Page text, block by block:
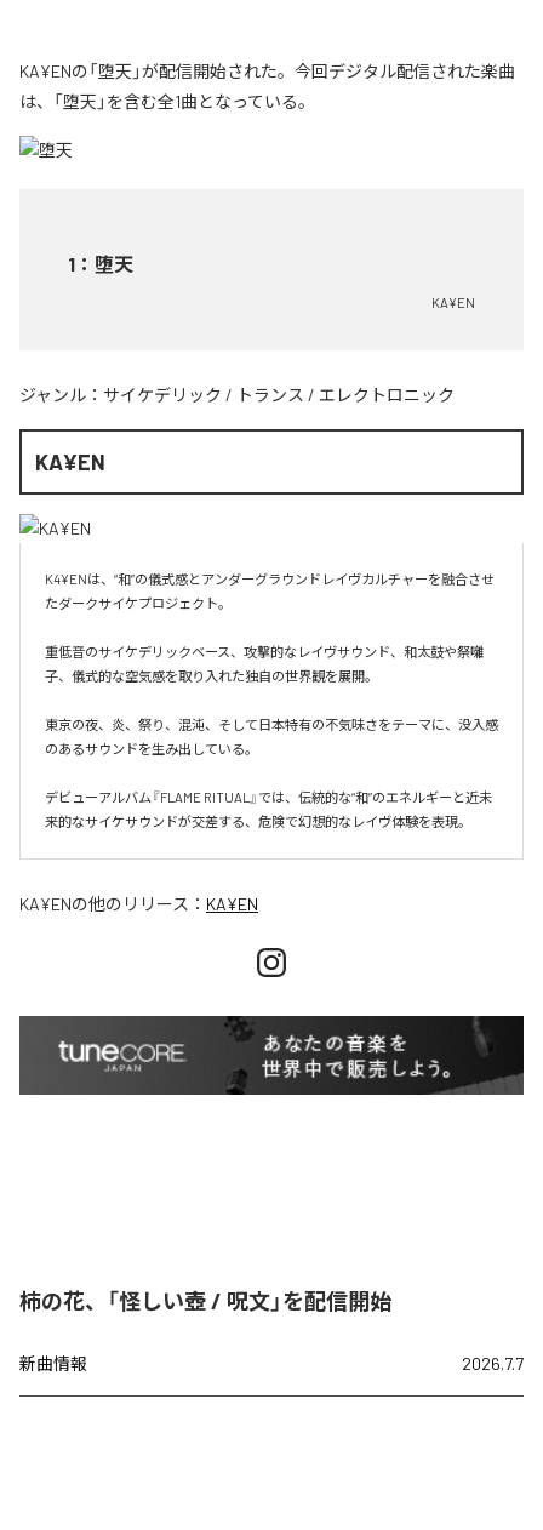
KA¥ENの「堕天」が配信開始された。今回デジタル配信された楽曲
は、「堕天」を含む全1曲となっている。
1 ： 堕天
KA¥EN
ジャンル： サイケデリック / トランス / エレクトロニック
KA¥EN
K4¥ENは、“和”の儀式感とアンダーグラウンドレイヴカルチャーを融合させ
たダークサイケプロジェクト。
重低音のサイケデリックベース、攻撃的なレイヴサウンド、和太鼓や祭囃
子、儀式的な空気感を取り入れた独自の世界観を展開。
東京の夜、炎、祭り、混沌、そして日本特有の不気味さをテーマに、没入感
のあるサウンドを生み出している。
デビューアルバム『FLAME RITUAL』では、伝統的な“和”のエネルギーと近未
来的なサイケサウンドが交差する、危険で幻想的なレイヴ体験を表現。
KA¥ENの他のリリース： KA¥EN
柿の花、「怪しい壺 / 呪文」を配信開始
新曲情報 2026.7.7